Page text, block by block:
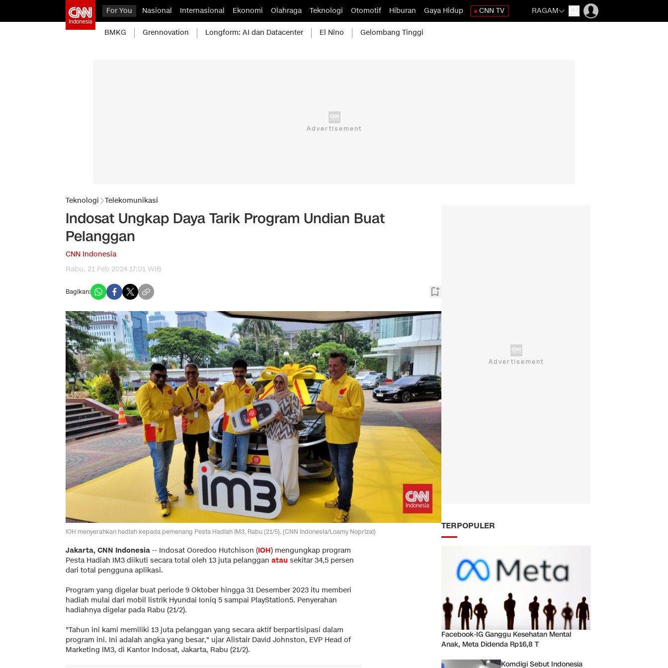
For You Nasional Internasional Ekonomi Olahraga Teknologi Otomotif Hiburan Gaya Hidup CNN TV RAGAM
BMKG Grennovation Longform: AI dan Datacenter El Nino Gelombang Tinggi
Teknologi Telekomunikasi
Indosat Ungkap Daya Tarik Program Undian Buat
Pelanggan
CNN Indonesia
Rabu, 21 Feb 2024 17:01 WIB
Bagikan:
IOH menyerahkan hadiah kepada pemenang Pesta Hadiah IM3, Rabu (21/5). (CNN Indonesia/Loamy Noprizal)
Jakarta, CNN Indonesia -- Indosat Ooredoo Hutchison (IOH) mengungkap program
Pesta Hadiah IM3 diikuti secara total oleh 13 juta pelanggan atau sekitar 34,5 persen
dari total pengguna aplikasi.
Program yang digelar buat periode 9 Oktober hingga 31 Desember 2023 itu memberi
hadiah mulai dari mobil listrik Hyundai Ioniq 5 sampai PlayStation5. Penyerahan
hadiahnya digelar pada Rabu (21/2).
"Tahun ini kami memiliki 13 juta pelanggan yang secara aktif berpartisipasi dalam
program ini. Ini adalah angka yang besar," ujar Alistair David Johnston, EVP Head of
Marketing IM3, di Kantor Indosat, Jakarta, Rabu (21/2).
TERPOPULER
Facebook-IG Ganggu Kesehatan Mental
Anak, Meta Didenda Rp16,8 T
Komdigi Sebut Indonesia